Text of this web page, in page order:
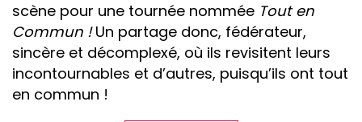
scène pour une tournée nommée Tout en
Commun !Un partage donc, fédérateur,
sincère et décomplexé, où ils revisitent leurs
incontournables et d’autres, puisqu’ils ont tout
en commun !